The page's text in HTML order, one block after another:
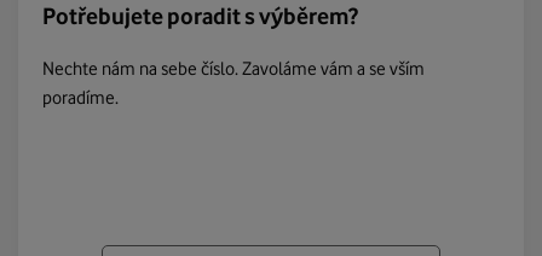
Potřebujete poradit s výběrem?
Nechte nám na sebe číslo. Zavoláme vám a se vším
poradíme.